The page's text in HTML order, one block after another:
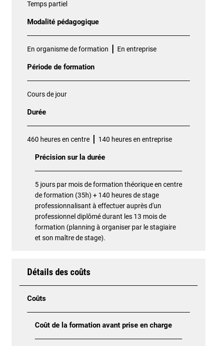
Temps partiel
Modalité pédagogique
En organisme de formation En entreprise
Période de formation
Cours de jour
Durée
460 heures en centre 140 heures en entreprise
Précision sur la durée
5 jours par mois de formation théorique en centre
de formation (35h) + 140 heures de stage
professionnalisant à effectuer auprès d'un
professionnel diplômé durant les 13 mois de
formation (planning à organiser par le stagiaire
et son maître de stage).
Détails des coûts
Coûts
Coût de la formation avant prise en charge